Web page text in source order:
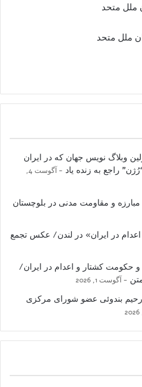
متحد
ملل متحد
وبلاگ نویس جهان که در ایران
راجع به زنده یاد
آگوست 4,
مبارزه و مقاومت مدنی در بلوچستان
در ایران» در لندن/ عکس تجمع
حکومت کشتار و اعدام در ایران/
آگوست 1, 2026
رحیم بندوئی عضو شورای مرکزی